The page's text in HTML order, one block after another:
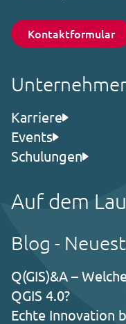
Kontaktformular
Karriere
Events
Schulungen
Auf dem
Blog -
Q(GIS)&A –
QGIS 4.0?
Echte Innovation